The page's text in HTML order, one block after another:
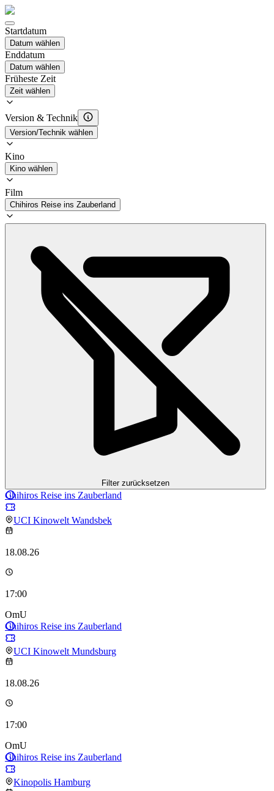
Startdatum
Datum wählen
Enddatum
Datum wählen
Früheste Zeit
Zeit wählen
Version & Technik
Version/Technik wählen
Kino
Kino wählen
Film
Chihiros Reise ins Zauberland
Filter zurücksetzen
Chihiros Reise ins Zauberland
UCI Kinowelt Wandsbek
18.08.26
17:00
OmU
Chihiros Reise ins Zauberland
UCI Kinowelt Mundsburg
18.08.26
17:00
OmU
Chihiros Reise ins Zauberland
Kinopolis Hamburg